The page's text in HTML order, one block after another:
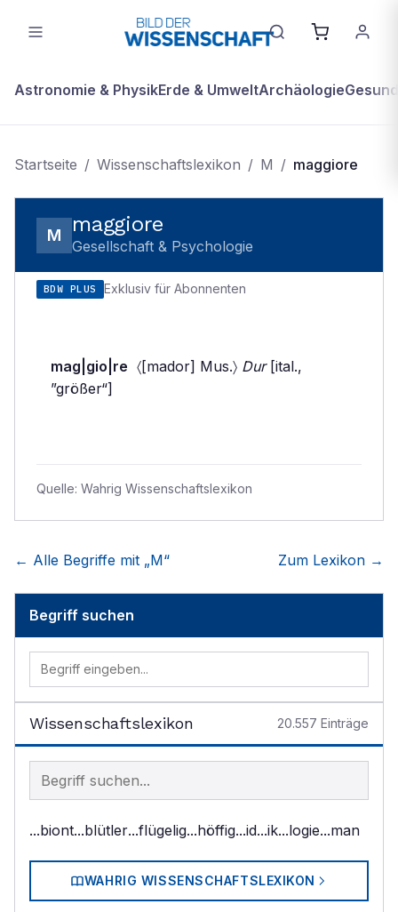
Astronomie & PhysikErde & UmweltArchäologie
Startseite / Wissenschaftslexikon / M / maggiore
M maggiore
Gesellschaft & Psychologie
BDW PLUS Exklusiv für Abonnenten
mag|gio|re 〈[mador] Mus.〉 Dur[ital.,
”größer“]
Quelle: Wahrig Wissenschaftslexikon
← Alle Begriffe mit „M“ Zum Lexikon →
Begriff suchen
Wissenschaftslexikon 20.557 Einträge
Begriff im Lexikon suchen
...biont...blütler...flügelig...höffig...id...ik...logie...man
WAHRIG WISSENSCHAFTSLEXIKON